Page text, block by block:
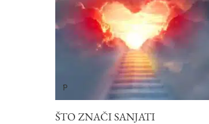
P
ŠTO ZNAČI SANJATI